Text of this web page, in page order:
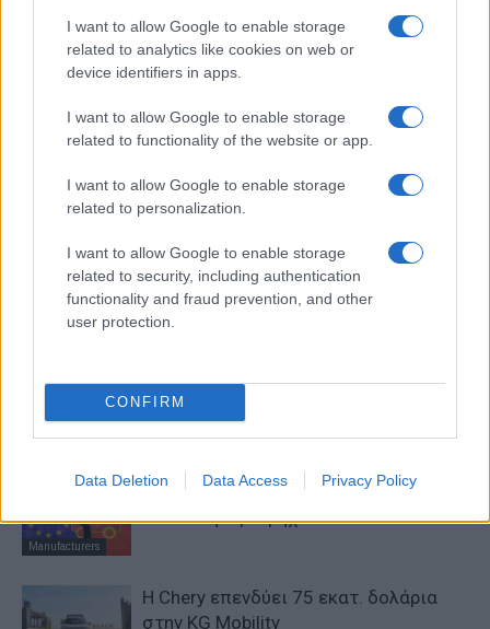
I want to allow Google to enable storage
related to analytics like cookies on web or
device identifiers in apps.
I want to allow Google to enable storage
related to functionality of the website or app.
I want to allow Google to enable storage
related to personalization.
I want to allow Google to enable storage
related to security, including authentication
functionality and fraud prevention, and other
user protection.
CONFIRM
Data Deletion Data Access Privacy Policy
Προηγούμενο άρθρο
Η Seat χρησιμοποιεί drones
για την παράδοση
εξαρτημάτων
#Opel120, σειρά βίντεο για
εμβληματικά μοντέλα στα 120
ΠΑΡΟΜΟΙΑ ΑΡΘΡΑ
Manufacturers
Σε κινεζική… πολιορκία η ευρωπαϊκή
αυτοκινητοβιομηχανία
Η Chery επενδύει 75 εκατ. δολάρια
στην KG Mobility